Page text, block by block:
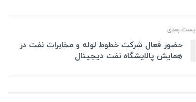
پست بعدی
حضور فعال شرکت خطوط لوله و مخابرات نفت در
همایش پالایشگاه نفت دیجیتال